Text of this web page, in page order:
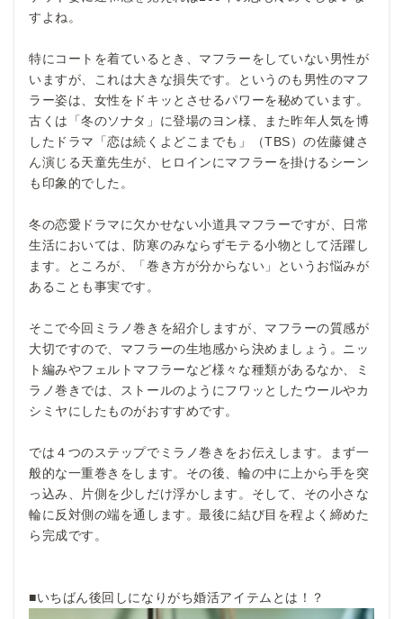
すよね。
特にコートを着ているとき、マフラーをしていない男性が
いますが、これは大きな損失です。というのも男性のマフ
ラー姿は、女性をドキッとさせるパワーを秘めています。
古くは「冬のソナタ」に登場のヨン様、また昨年人気を博
したドラマ「恋は続くよどこまでも」（TBS）の佐藤健さ
ん演じる天童先生が、ヒロインにマフラーを掛けるシーン
も印象的でした。
冬の恋愛ドラマに欠かせない小道具マフラーですが、日常
生活においては、防寒のみならずモテる小物として活躍し
ます。ところが、「巻き方が分からない」というお悩みが
あることも事実です。
そこで今回ミラノ巻きを紹介しますが、マフラーの質感が
大切ですので、マフラーの生地感から決めましょう。ニッ
ト編みやフェルトマフラーなど様々な種類があるなか、ミ
ラノ巻きでは、ストールのようにフワッとしたウールやカ
シミヤにしたものがおすすめです。
では４つのステップでミラノ巻きをお伝えします。まず一
般的な一重巻きをします。その後、輪の中に上から手を突
っ込み、片側を少しだけ浮かします。そして、その小さな
輪に反対側の端を通します。最後に結び目を程よく締めた
ら完成です。
■いちばん後回しになりがち婚活アイテムとは！？